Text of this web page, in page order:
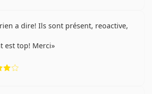
a dire! Ils sont présent, reoactive,
est top! Merci